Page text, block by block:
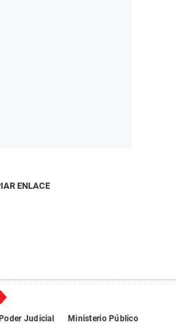
ENLACE
Poder Judicial Ministerio Público